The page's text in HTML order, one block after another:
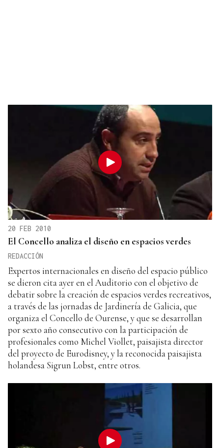
20 FEB 2010
El Concello analiza el diseño en espacios verdes
REDACCIÓN
Expertos internacionales en diseño del espacio público
se dieron cita ayer en el Auditorio con el objetivo de
debatir sobre la creación de espacios verdes recreativos,
a través de las jornadas de Jardinería de Galicia, que
organiza el Concello de Ourense, y que se desarrollan
por sexto año consecutivo con la participación de
profesionales como Michel Viollet, paisajista director
del proyecto de Eurodisney, y la reconocida paisajista
holandesa Sigrun Lobst, entre otros.